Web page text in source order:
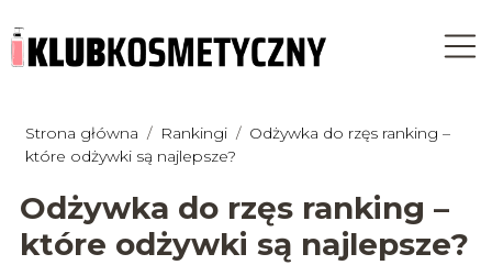
Strona główna / Rankingi / Odżywka do rzęs ranking –
które odżywki są najlepsze?
Odżywka do rzęs ranking –
które odżywki są najlepsze?